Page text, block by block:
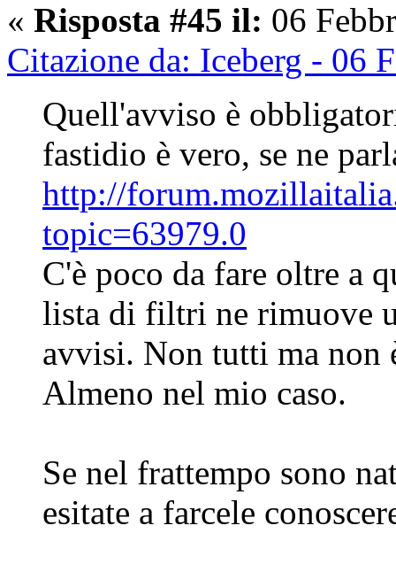
« Risposta #45 il: 06
Citazione da: Iceberg - 06
Quell'avviso è
fastidio è vero, se ne
http://
topic=63979.0
C'è poco da fare oltre a
lista di filtri ne rimuove
avvisi. Non tutti ma non
Almeno nel mio caso.
Se nel frattempo sono
esitate a farcele